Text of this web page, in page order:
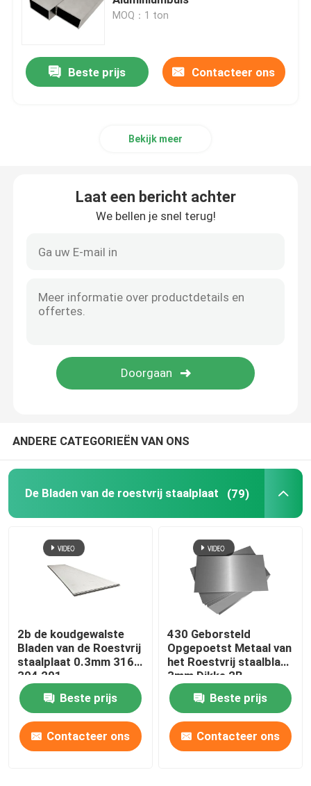
Roestvrij staalrol
De Buis van de aluminiumpijp
Roestvrij staalbars
stevige aluminiumbar
Ss Pijpmontage
MOQ：1 ton
Beste prijs Contacteer ons
Bekijk meer
Laat een bericht achter
We bellen je snel terug!
ANDERE CATEGORIEËN VAN ONS
De Bladen van de roestvrij staalplaat (79)
2b de koudgewalste
Bladen van de Roestvrij
staalplaat 0.3mm 316
304 201
Beste prijs
Contacteer ons
430 Geborsteld
Opgepoetst Metaal van
het Roestvrij staalblad
3mm Dikke 2B-
Oppervlakte
Beste prijs
Contacteer ons